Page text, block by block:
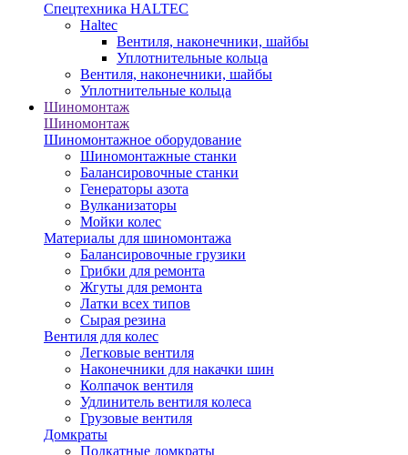
Спецтехника HALTEC
Haltec
Вентиля, наконечники, шайбы
Уплотнительные кольца
Вентиля, наконечники, шайбы
Уплотнительные кольца
Шиномонтаж
Шиномонтаж
Шиномонтажное оборудование
Шиномонтажные станки
Балансировочные станки
Генераторы азота
Вулканизаторы
Мойки колес
Материалы для шиномонтажа
Балансировочные грузики
Грибки для ремонта
Жгуты для ремонта
Латки всех типов
Сырая резина
Вентиля для колес
Легковые вентиля
Наконечники для накачки шин
Колпачок вентиля
Удлинитель вентиля колеса
Грузовые вентиля
Домкраты
Подкатные домкраты